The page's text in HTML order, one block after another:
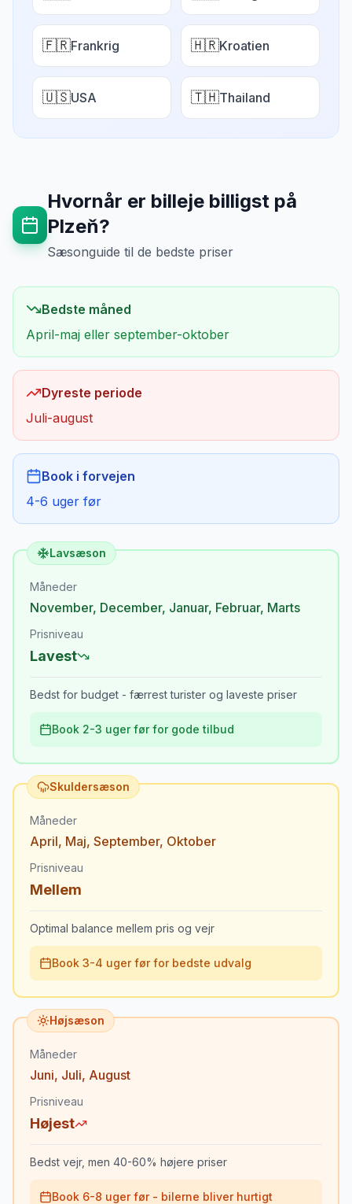
🇫🇷Frankrig 🇭🇷Kroatien
🇺🇸USA 🇹🇭Thailand
Hvornår er billeje billigst på
Plzeň?
Sæsonguide til de bedste priser
Bedste måned
April-maj eller september-oktober
Dyreste periode
Juli-august
Book i forvejen
4-6 uger før
Lavsæson
Måneder
November, December, Januar, Februar, Marts
Prisniveau
Lavest
Bedst for budget - færrest turister og laveste priser
Book 2-3 uger før for gode tilbud
Skuldersæson
Måneder
April, Maj, September, Oktober
Prisniveau
Mellem
Optimal balance mellem pris og vejr
Book 3-4 uger før for bedste udvalg
Højsæson
Måneder
Juni, Juli, August
Prisniveau
Højest
Bedst vejr, men 40-60% højere priser
Book 6-8 uger før - bilerne bliver hurtigt